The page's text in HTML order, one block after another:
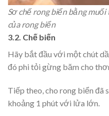
Sơ chế rong biển bằng
của rong biển
3.2. Chế biến
Hãy bắt đầu với một chút
đó phi tỏi gừng băm cho
Tiếp theo, cho rong biển đã
khoảng 1 phút với lửa lớn.